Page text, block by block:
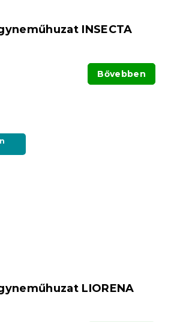
INSECTA
Bővebben
LIORENA